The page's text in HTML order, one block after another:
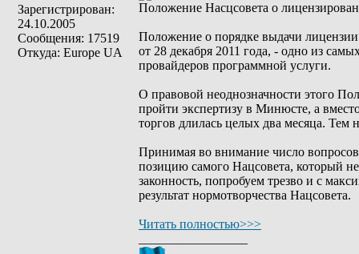
Зарегистрирован:
24.10.2005
Сообщения: 17519
Откуда: Europe UA
Положение Насцсовета о
Положение о порядке выдачи
от 28 декабря 2011 года, - одно из
провайдеров программной услуги.
О правовой неоднозначности этого
пройти экспертизу в Минюсте, а
торгов длилась целых два месяца. Тем
Принимая во внимание число
позицию самого Нацсовета, который
законность, попробуем трезво и с
результат нормотворчества Нацсовета.
Читать полностью>>>